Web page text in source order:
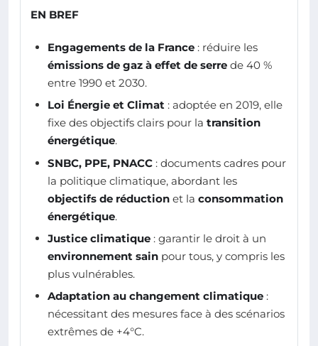
EN BREF
Engagements de la France : réduire les
émissions de gaz à effet de serre de 40 %
entre 1990 et 2030.
Loi Énergie et Climat : adoptée en 2019, elle
fixe des objectifs clairs pour la transition
énergétique.
SNBC, PPE, PNACC : documents cadres pour
la politique climatique, abordant les
objectifs de réduction et la consommation
énergétique.
Justice climatique : garantir le droit à un
environnement sain pour tous, y compris les
plus vulnérables.
Adaptation au changement climatique :
nécessitant des mesures face à des scénarios
extrêmes de +4°C.